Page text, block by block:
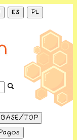
ES PL
TOP